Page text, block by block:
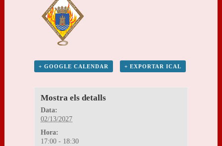
+ GOOGLE CALENDAR + EXPORTAR ICAL
Mostra els detalls
Data:
02/13/2027
Hora:
17:00 - 18:30